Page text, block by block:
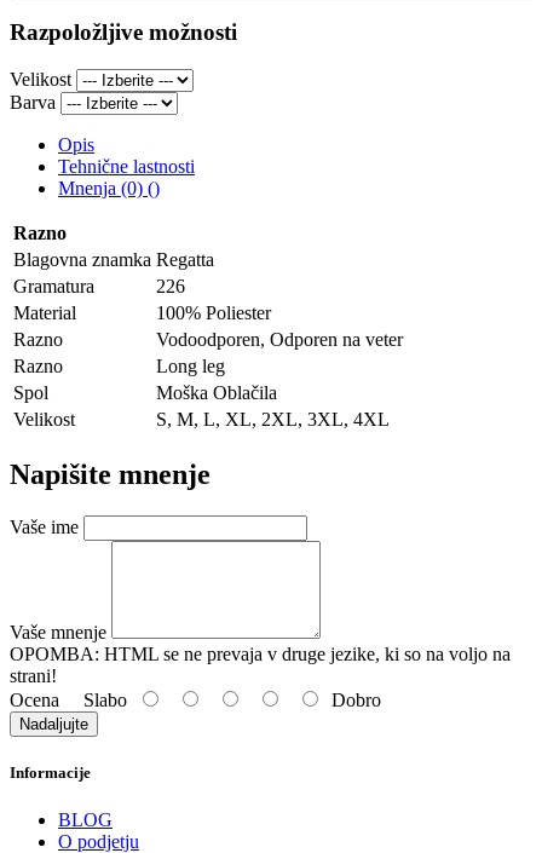
Razpoložljive možnosti
Velikost
Barva
Opis
Tehnične lastnosti
Mnenja (0) ()
Razno
Blagovna znamka Regatta
Gramatura
226
Material
100% Poliester
Razno
Vodoodporen, Odporen na veter
Razno
Long leg
Spol
Moška Oblačila
Velikost
S, M, L, XL, 2XL, 3XL, 4XL
Napišite mnenje
Vaše ime
Vaše mnenje
OPOMBA: HTML se ne prevaja v druge jezike, ki so na voljo na
strani!
Ocena Slabo Dobro
Nadaljujte
Informacije
BLOG
O podjetju